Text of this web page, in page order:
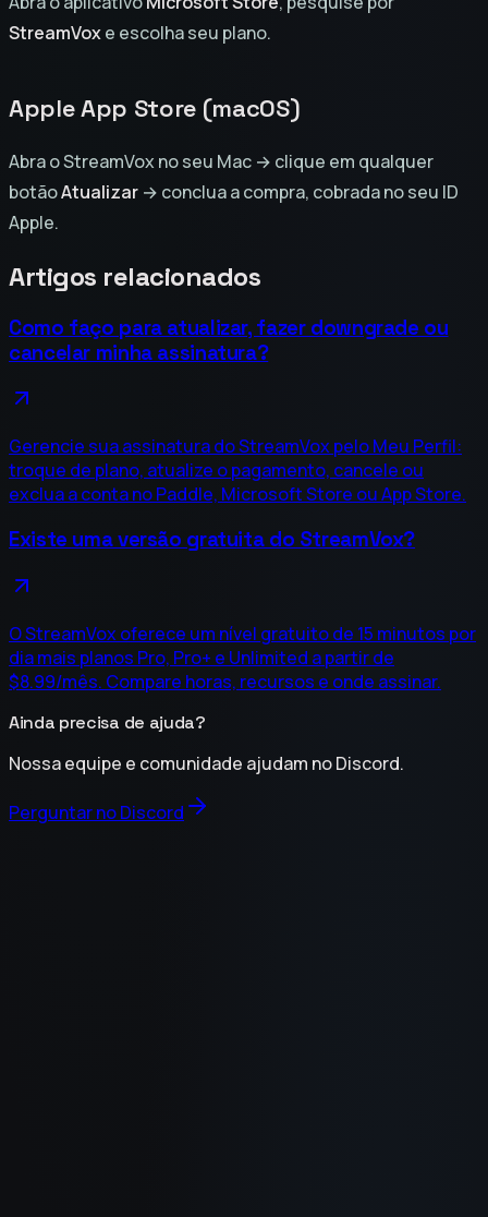
StreamVoxe escolha seu plano.
Apple App Store (macOS)
Abra o StreamVox no seu Mac → clique em qualquer
botãoAtualizar → conclua a compra, cobrada no seu ID
Apple.
Artigos relacionados
Como faço para atualizar, fazer downgrade ou
cancelar minha assinatura?
Gerencie sua assinatura do StreamVox pelo Meu Perfil:
troque de plano, atualize o pagamento, cancele ou
exclua a conta no Paddle, Microsoft Store ou App Store.
Existe uma versão gratuita do StreamVox?
O StreamVox oferece um nível gratuito de 15 minutos por
dia mais planos Pro, Pro+ e Unlimited a partir de
$8.99/mês. Compare horas, recursos e onde assinar.
Ainda precisa de ajuda?
Nossa equipe e comunidade ajudam no Discord.
Perguntar no Discord